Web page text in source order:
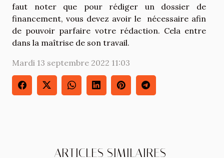
faut noter que pour rédiger un dossier de
financement, vous devez avoir le nécessaire afin
de pouvoir parfaire votre rédaction. Cela entre
dans la maîtrise de son travail.
Mardi 13 septembre 2022 11:03
ARTICLES SIMILAIRES